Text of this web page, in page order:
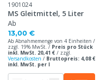
1901024
MS Gleitmittel, 5 Liter
Ab
13,00 €
Ab Abnahmemenge von 4 Einheiten /
zzgl. 19% MwSt. / Preis pro Stück
inkl. MwSt. 20,41 € / zzgl.
Versandkosten / Bruttopreis: 4,08 €
inkl. MwSt. per l